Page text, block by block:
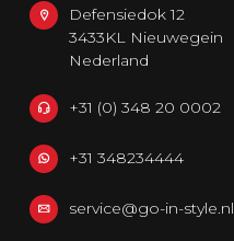
Defensiedok 12
3433KL Nieuwegein
Nederland
+31 (0) 348 20 0002
+31 348234444
service@go-in-style.nl